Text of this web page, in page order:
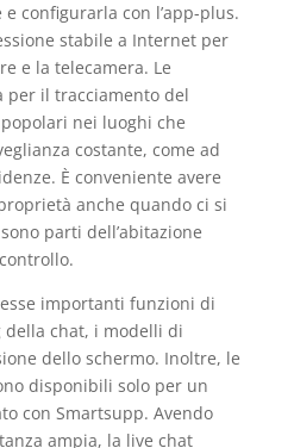
configurarla con l’app-plus.
stabile a Internet per
e la telecamera. Le
per il tracciamento del
nei luoghi che
costante, come ad
È conveniente avere
anche quando ci si
parti dell’abitazione
importanti funzioni di
della chat, i modelli di
dello schermo. Inoltre, le
disponibili solo per un
con Smartsupp. Avendo
ampia, la live chat